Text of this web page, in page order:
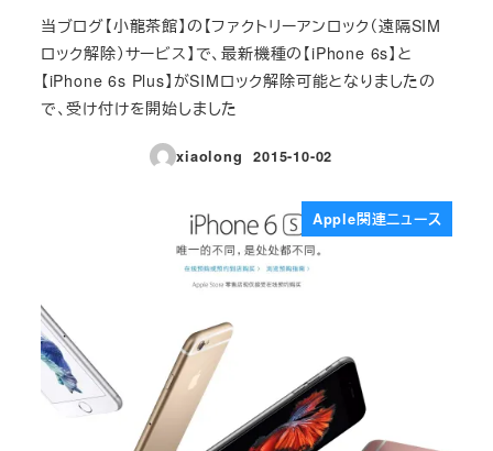
当ブログ【小龍茶館】の【ファクトリーアンロック（遠隔SIM
ロック解除）サービス】で、最新機種の【iPhone 6s】と
【iPhone 6s Plus】がSIMロック解除可能となりましたの
で、受け付けを開始しました
xiaolong
投稿日
2015-10-02
Apple関連ニュース